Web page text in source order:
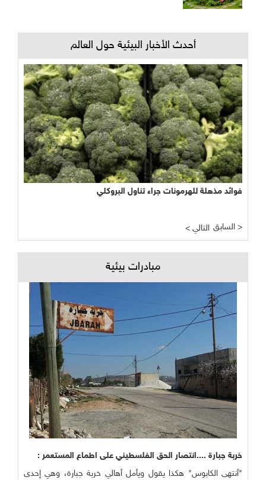
أحدث الأخبار البيئية حول العالم
فوائد مذهلة للهرمونات جراء تناول البروكلي
< التالي السابق >
مبادرات بيئية
خربة جبارة ....انتصار الحق الفلسطيني على اطماع المستعمر :
"أنتهى الكابوس" هكذا يقول ويأمل أهالي خربة جبارة، وهي إحدى